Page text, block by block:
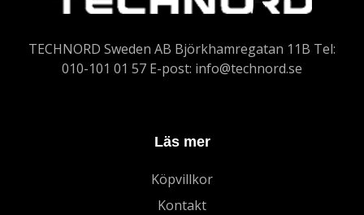
TECHNORD Sweden AB Björkhamregatan 11B Tel:
010-101 01 57 E-post: info@technord.se
Läs mer
Köpvillkor
Kontakt